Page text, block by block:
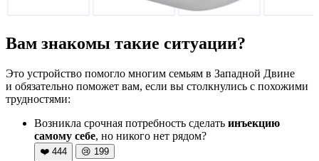
Вам знакомы такие ситуации?
Это устройство помогло многим семьям в Западной Двине
и обязательно поможет вам, если вы столкнулись с похожими
трудностями:
Возникла срочная потребность сделать инъекцию
самому себе, но никого нет рядом?
❤️ 444 😢 199